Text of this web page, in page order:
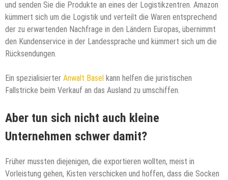
und senden Sie die Produkte an eines der Logistikzentren. Amazon
kümmert sich um die Logistik und verteilt die Waren entsprechend
der zu erwartenden Nachfrage in den Ländern Europas, übernimmt
den Kundenservice in der Landessprache und kümmert sich um die
Rücksendungen.
Ein spezialisierter Anwalt Basel kann helfen die juristischen
Fallstricke beim Verkauf an das Ausland zu umschiffen.
Aber tun sich nicht auch kleine
Unternehmen schwer damit?
Früher mussten diejenigen, die exportieren wollten, meist in
Vorleistung gehen, Kisten verschicken und hoffen, dass die Socken